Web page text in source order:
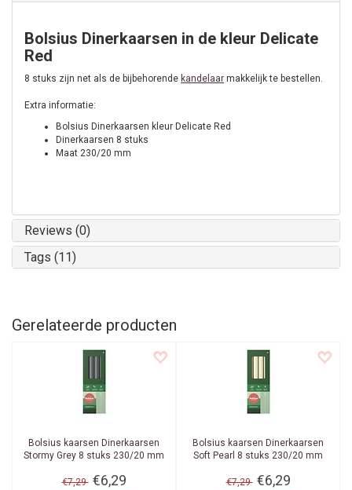
Bolsius Dinerkaarsen in de kleur Delicate
Red
8 stuks zijn net als de bijbehorende kandelaar makkelijk te bestellen.
Extra informatie:
Bolsius Dinerkaarsen kleur Delicate Red
Dinerkaarsen 8 stuks
Maat 230/20 mm
Reviews (0)
Tags (11)
Gerelateerde producten
Bolsius kaarsen Dinerkaarsen
Stormy Grey 8 stuks 230/20 mm
€7,29 €6,29
Bolsius kaarsen Dinerkaarsen
Soft Pearl 8 stuks 230/20 mm
€7,29 €6,29